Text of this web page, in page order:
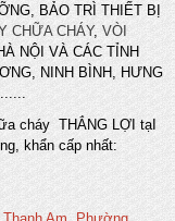
BẢO TRÌ THIẾT BỊ
CHỮA CHÁY, VÒI
NỘI VÀ CÁC TỈNH
NINH BÌNH, HƯNG
cháy THẮNG LỢI tạI
khẩn cấp nhất: